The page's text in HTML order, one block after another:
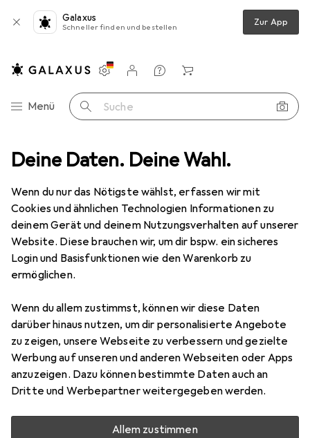
Deine Daten. Deine Wahl.
Wenn du nur das Nötigste wählst, erfassen wir mit
Cookies und ähnlichen Technologien Informationen zu
deinem Gerät und deinem Nutzungsverhalten auf unserer
Website. Diese brauchen wir, um dir bspw. ein sicheres
Login und Basisfunktionen wie den Warenkorb zu
ermöglichen.
Wenn du allem zustimmst, können wir diese Daten
darüber hinaus nutzen, um dir personalisierte Angebote
zu zeigen, unsere Webseite zu verbessern und gezielte
Werbung auf unseren und anderen Webseiten oder Apps
anzuzeigen. Dazu können bestimmte Daten auch an
Dritte und Werbepartner weitergegeben werden.
Allem zustimmen
Galaxus
Schneller finden und bestellen Zur App
Navigation nach Kategorien
Menü Suche
Einstellungen
Kundenkonto
Vergleichslisten
Merklisten
Warenkorb
Running Zubehör Running Fasi LED Leucht-Reflexband
2 Bilder
MENGENRABATT
Fasi LED Leucht-Reflexband
Preis in EUR inkl. MwSt.
EUR
14,92
14
Bewertungen Marke
Mehr von Fasi